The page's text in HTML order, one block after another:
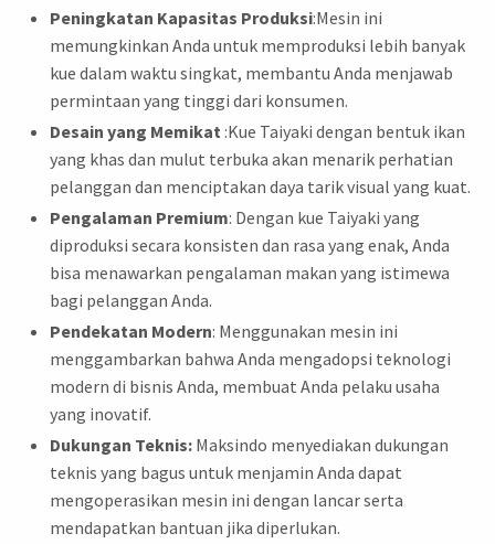
Peningkatan Kapasitas Produksi:Mesin ini
memungkinkan Anda untuk memproduksi lebih banyak
kue dalam waktu singkat, membantu Anda menjawab
permintaan yang tinggi dari konsumen.
Desain yang Memikat :Kue Taiyaki dengan bentuk ikan
yang khas dan mulut terbuka akan menarik perhatian
pelanggan dan menciptakan daya tarik visual yang kuat.
Pengalaman Premium: Dengan kue Taiyaki yang
diproduksi secara konsisten dan rasa yang enak, Anda
bisa menawarkan pengalaman makan yang istimewa
bagi pelanggan Anda.
Pendekatan Modern: Menggunakan mesin ini
menggambarkan bahwa Anda mengadopsi teknologi
modern di bisnis Anda, membuat Anda pelaku usaha
yang inovatif.
Dukungan Teknis: Maksindo menyediakan dukungan
teknis yang bagus untuk menjamin Anda dapat
mengoperasikan mesin ini dengan lancar serta
mendapatkan bantuan jika diperlukan.